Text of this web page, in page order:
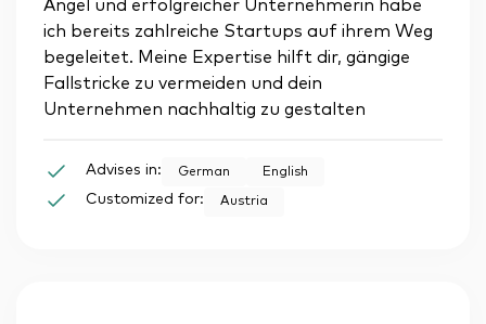
Angel und erfolgreicher Unternehmerin habe
ich bereits zahlreiche Startups auf ihrem Weg
begeleitet. Meine Expertise hilft dir, gängige
Fallstricke zu vermeiden und dein
Unternehmen nachhaltig zu gestalten
Advises in: German English
Customized for: Austria